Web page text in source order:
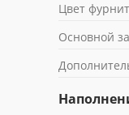
Цвет
Основной